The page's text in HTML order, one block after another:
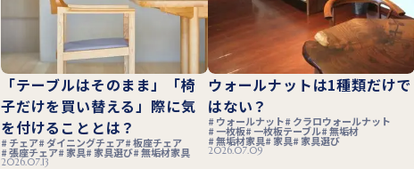
「テーブルはそのまま」「椅
子だけを買い替える」際に気
を付けることとは？
チェア ダイニングチェア 板座チェア
張座チェア 家具 家具選び 無垢材家具
2026.07.13
ウォールナットは1種類だけで
はない？
ウォールナット クラロウォールナット
一枚板 一枚板テーブル 無垢材
無垢材家具 家具 家具選び
2026.07.09